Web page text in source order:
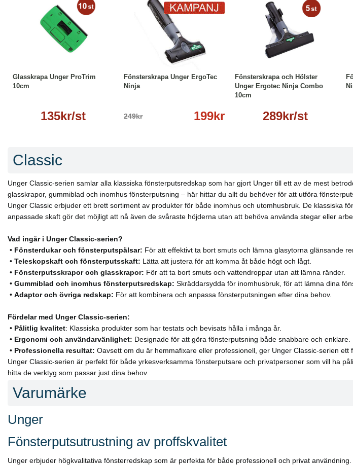
Glasskrapa Unger ProTrim
10cm
135kr/st
Läs mer
Fönsterskrapa Unger ErgoTec
Ninja
249kr 199kr
Läs mer
Fönsterskrapa och Hölster
Unger Ergotec Ninja Combo
10cm
289kr/st
Läs mer
Classic
Unger Classic-serien samlar alla klassiska fönsterputsredskap som har gjort Unger till ett av de mest
glasskrapor, gummiblad och inomhus fönsterputsning – här hittar du allt du behöver för att utföra
Unger Classic erbjuder ett brett sortiment av produkter för både inomhus och utomhusbruk. De klassiska
anpassade skaft gör det möjligt att nå även de svåraste höjderna utan att behöva använda stegar eller
Vad ingår i Unger Classic-serien?
• Fönsterdukar och fönsterputspälsar: För att effektivt ta bort smuts och lämna glasytorna glänsande
• Teleskopskaft och fönsterputsskaft: Lätta att justera för att komma åt både högt och lågt.
• Fönsterputsskrapor och glasskrapor: För att ta bort smuts och vattendroppar utan att lämna ränder.
• Gummiblad och inomhus fönsterputsredskap: Skräddarsydda för inomhusbruk, för att lämna dina
• Adaptor och övriga redskap: För att kombinera och anpassa fönsterputsningen efter dina behov.
Fördelar med Unger Classic-serien:
• Pålitlig kvalitet: Klassiska produkter som har testats och bevisats hålla i många år.
• Ergonomi och användarvänlighet: Designade för att göra fönsterputsning både snabbare och enklare.
• Professionella resultat: Oavsett om du är hemmafixare eller professionell, ger Unger Classic-serien ett
Unger Classic-serien är perfekt för både yrkesverksamma fönsterputsare och privatpersoner som vill ha
hitta de verktyg som passar just dina behov.
Varumärke
Unger
Fönsterputsutrustning av proffskvalitet
Unger erbjuder högkvalitativa fönsterredskap som är perfekta för både professionell och privat